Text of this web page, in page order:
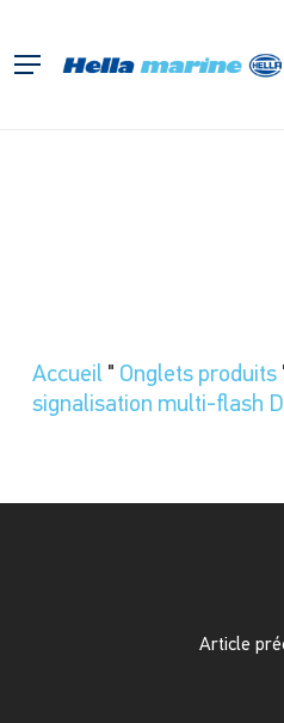
l'accueil
Menu
Accueil" Onglets produits
signalisation multi-flash
Article